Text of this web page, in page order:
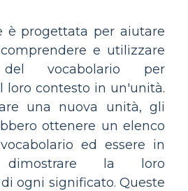
è progettata per aiutare
e utilizzare
vocabolario per
loro contesto in un'unità.
una nuova unità, gli
ottenere un elenco
ed essere in
la loro
ogni significato. Queste